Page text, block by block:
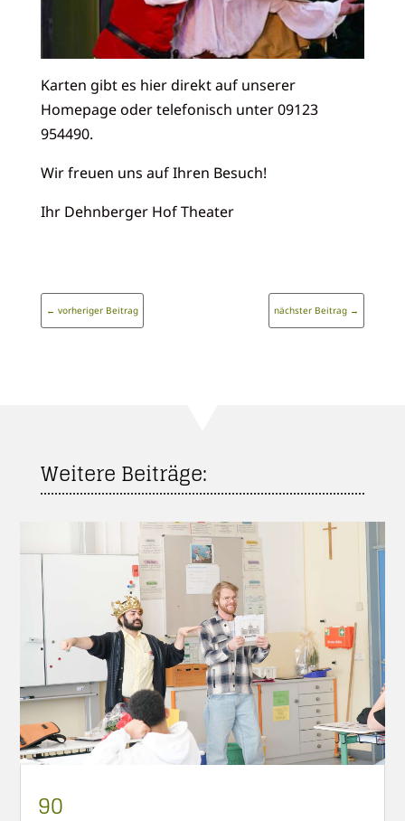
Karten gibt es hier direkt auf unserer
Homepage oder telefonisch unter 09123
954490.
Wir freuen uns auf Ihren Besuch!
Ihr Dehnberger Hof Theater
← vorheriger Beitrag nächster Beitrag →
Weitere Beiträge:
90